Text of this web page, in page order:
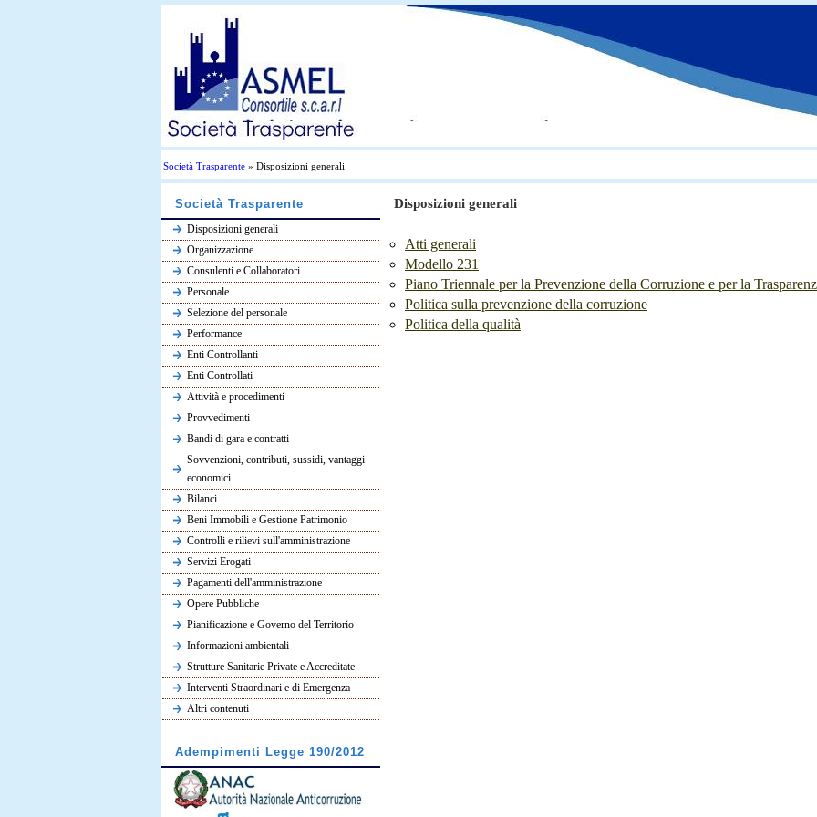
Società Trasparente » Disposizioni generali
Disposizioni generali
Atti generali
Modello 231
Piano Triennale per la Prevenzione della Corruzione e per la
Politica sulla prevenzione della corruzione
Politica della qualità
Società Trasparente
Disposizioni generali
Organizzazione
Consulenti e Collaboratori
Personale
Selezione del personale
Performance
Enti Controllanti
Enti Controllati
Attività e procedimenti
Provvedimenti
Bandi di gara e contratti
Sovvenzioni, contributi, sussidi, vantaggi
economici
Bilanci
Beni Immobili e Gestione Patrimonio
Controlli e rilievi sull'amministrazione
Servizi Erogati
Pagamenti dell'amministrazione
Opere Pubbliche
Pianificazione e Governo del Territorio
Informazioni ambientali
Strutture Sanitarie Private e Accreditate
Interventi Straordinari e di Emergenza
Altri contenuti
Adempimenti Legge 190/2012